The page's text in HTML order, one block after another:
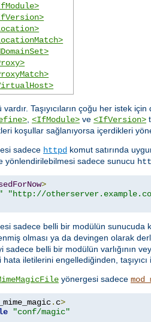
vardır. Taşıyıcıların çoğu her istek
<IfModule> ve <IfVersion>
koşullar sağlanıyorsa içerdikleri
sadece httpd komut satırında
yönlendirilebilmesi sadece sunucu
>
"http://
sadece belli bir modülün sunucuda
olması ya da devingen olarak
belli bir modülün varlığının
iletilerini engellediğinden,
yönergesi sadece
. c>
"conf/magic"